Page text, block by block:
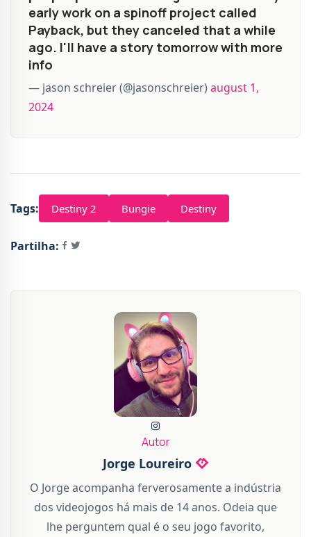
early work on a spinoff project called
Payback, but they canceled that a while
ago. I'll have a story tomorrow with more
info
— jason schreier (@jasonschreier) august 1,
2024
Tags: Destiny 2 Bungie Destiny
Partilha:
Autor
Jorge Loureiro
O Jorge acompanha ferverosamente a indústria
dos videojogos há mais de 14 anos. Odeia que
lhe perguntem qual é o seu jogo favorito,